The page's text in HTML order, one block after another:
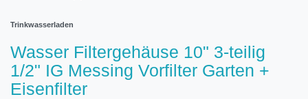
Trinkwasserladen
Wasser Filtergehäuse 10" 3-teilig
1/2" IG Messing Vorfilter Garten +
Eisenfilter